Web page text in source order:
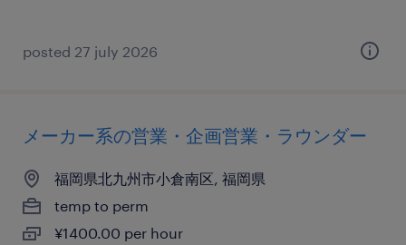
posted 27 july 2026
メーカー系の営業・企画営業・ラウンダー
福岡県北九州市小倉南区, 福岡県
temp to perm
¥1400.00 per hour